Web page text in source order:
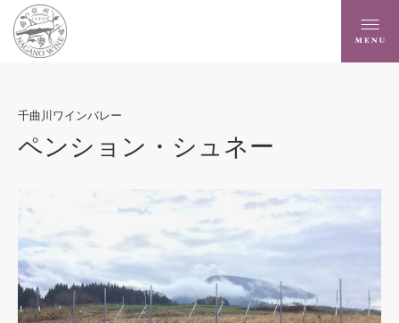
千曲川ワインバレー
ペンション・シュネー